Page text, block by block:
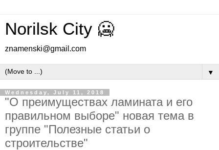
Norilsk City 🥶
znamenski@gmail.com
▼
Wednesday, July 11, 2018
"О преимуществах ламината и его
правильном выборе" новая тема в
группе "Полезные статьи о
строительстве"